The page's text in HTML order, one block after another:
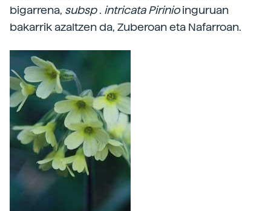
bigarrena, subsp. intricataPirinioinguruan
bakarrik azaltzen da, Zuberoan eta Nafarroan.